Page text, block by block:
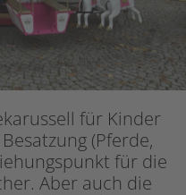
für Kinder
(Pferde,
für die
Aber auch die